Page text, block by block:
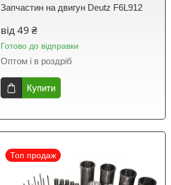
Запчастин на двигун Deutz F6L912
від 49 ₴
Готово до відправки
Оптом і в роздріб
Купити
Топ продаж